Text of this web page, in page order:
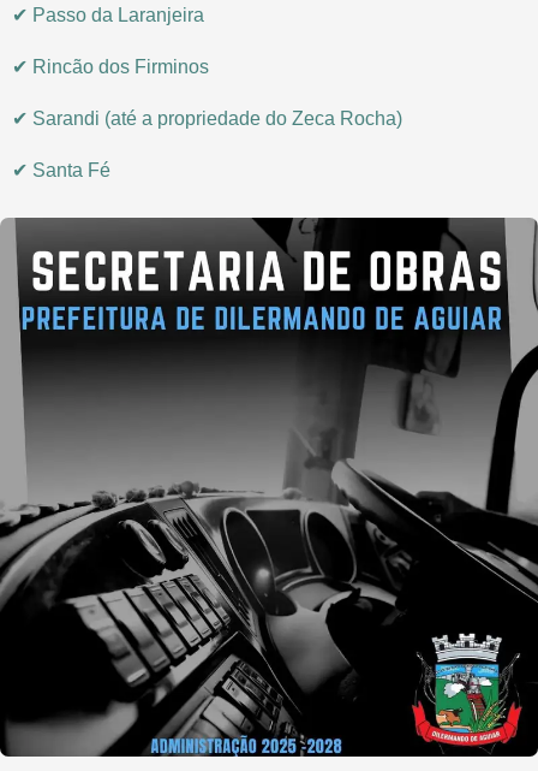
✔ Passo da Laranjeira
✔ Rincão dos Firminos
✔ Sarandi (até a propriedade do Zeca Rocha)
✔ Santa Fé